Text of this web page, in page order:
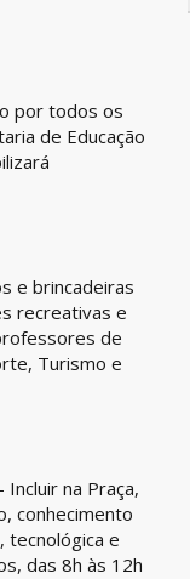
por todos os
de Educação
e brincadeiras
recreativas e
de
Turismo e
na Praça,
conhecimento
tecnológica e
das 8h às 12h